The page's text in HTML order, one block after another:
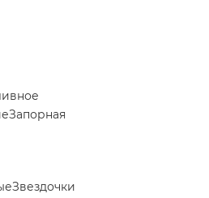
Запорная
Звездочки